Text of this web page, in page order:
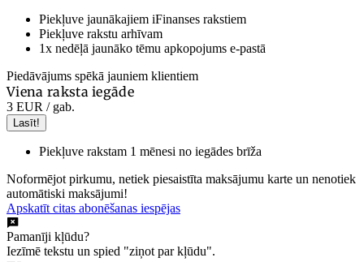
Piekļuve jaunākajiem iFinanses rakstiem
Piekļuve rakstu arhīvam
1x nedēļā jaunāko tēmu apkopojums e-pastā
Piedāvājums spēkā jauniem klientiem
Viena raksta iegāde
3 EUR / gab.
Lasīt!
Piekļuve rakstam 1 mēnesi no iegādes brīža
Noformējot pirkumu, netiek piesaistīta maksājumu karte un nenotiek
automātiski maksājumi!
Apskatīt citas abonēšanas iespējas
Pamanīji kļūdu?
Iezīmē tekstu un spied "ziņot par kļūdu".